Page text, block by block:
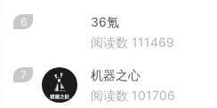
6
36氪
阅读数 111469
7
机器之心
阅读数 101706